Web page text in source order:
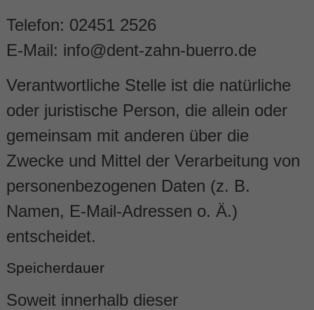
Telefon: 02451 2526
E-Mail: info@dent-zahn-buerro.de
Verantwortliche Stelle ist die natürliche
oder juristische Person, die allein oder
gemeinsam mit anderen über die
Zwecke und Mittel der Verarbeitung von
personenbezogenen Daten (z. B.
Namen, E-Mail-Adressen o. Ä.)
entscheidet.
Speicherdauer
Soweit innerhalb dieser